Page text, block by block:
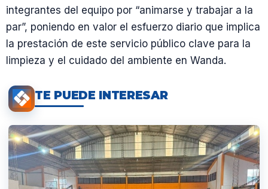
integrantes del equipo por “animarse y trabajar a la
par”, poniendo en valor el esfuerzo diario que implica
la prestación de este servicio público clave para la
limpieza y el cuidado del ambiente en Wanda.
TE PUEDE INTERESAR